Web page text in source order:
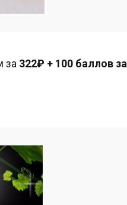
за 322₽ + 100 баллов за